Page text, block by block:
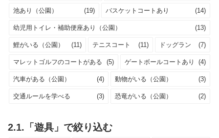
池あり（公園） (19) バスケットコートあり (14)
幼児用トイレ・補助便座あり（公園） (13)
鯉がいる（公園） (11) テニスコート (11) ドッグラン (7)
マレットゴルフのコートがある (5) ゲートボールコートあり (4)
汽車がある（公園） (4) 動物がいる（公園） (3)
交通ルールを学べる (3) 恐竜がいる（公園） (2)
2.1.「遊具」で絞り込む